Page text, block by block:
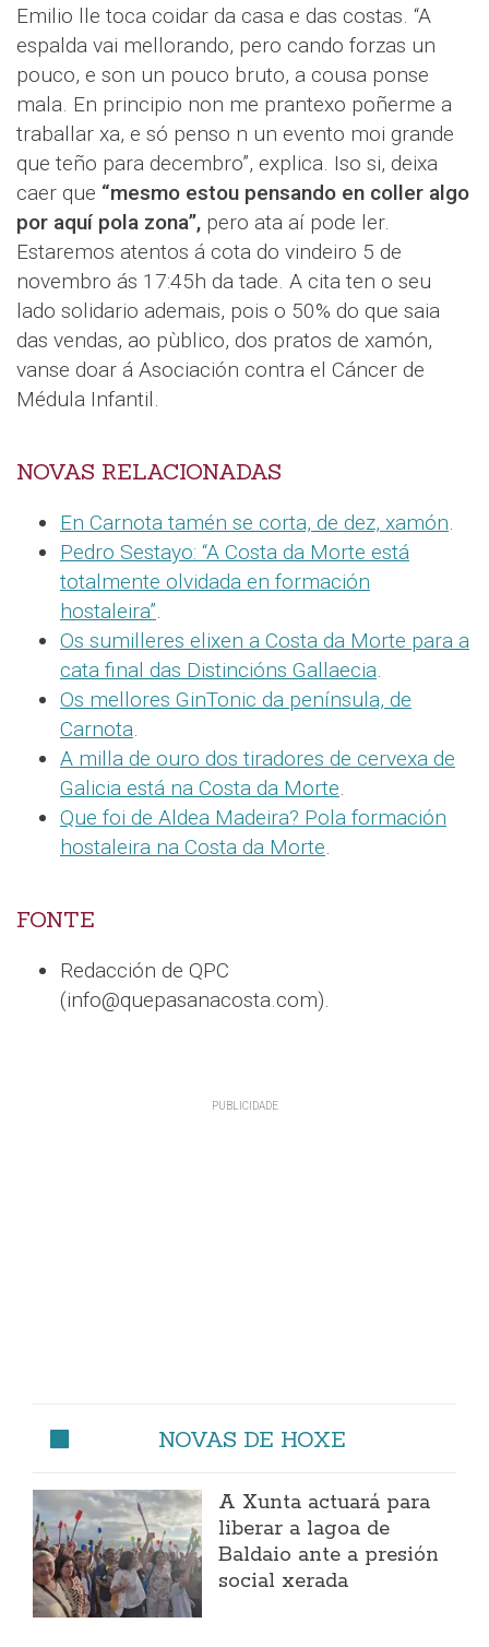
Emilio lle toca coidar da casa e das costas. “A
espalda vai mellorando, pero cando forzas un
pouco, e son un pouco bruto, a cousa ponse
mala. En principio non me prantexo poñerme a
traballar xa, e só penso n un evento moi grande
que teño para decembro”, explica. Iso si, deixa
caer que “mesmo estou pensando en coller algo
por aquí pola zona”, pero ata aí pode ler.
Estaremos atentos á cota do vindeiro 5 de
novembro ás 17:45h da tade. A cita ten o seu
lado solidario ademais, pois o 50% do que saia
das vendas, ao pùblico, dos pratos de xamón,
vanse doar á Asociación contra el Cáncer de
Médula Infantil.
NOVAS RELACIONADAS
En Carnota tamén se corta, de dez, xamón.
Pedro Sestayo: “A Costa da Morte está
totalmente olvidada en formación
hostaleira”.
Os sumilleres elixen a Costa da Morte para a
cata final das Distincións Gallaecia.
Os mellores GinTonic da península, de
Carnota.
A milla de ouro dos tiradores de cervexa de
Galicia está na Costa da Morte.
Que foi de Aldea Madeira? Pola formación
hostaleira na Costa da Morte.
FONTE
Redacción de QPC
(info@quepasanacosta.com).
NOVAS DE HOXE
A Xunta actuará para
liberar a lagoa de
Baldaio ante a presión
social xerada